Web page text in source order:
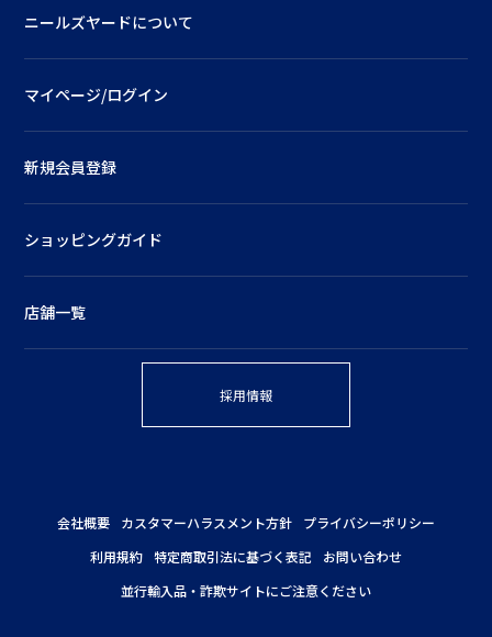
ニールズヤードについて
マイページ/ログイン
新規会員登録
ショッピングガイド
店舗一覧
採用情報
会社概要 カスタマーハラスメント方針
プライバシーポリシー
利用規約 特定商取引法に基づく表記
お問い合わせ
並行輸入品・詐欺サイトにご注意ください